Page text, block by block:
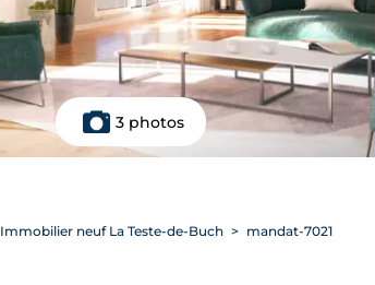
3 photos
Immobilier neuf La Teste-de-Buch mandat-7021